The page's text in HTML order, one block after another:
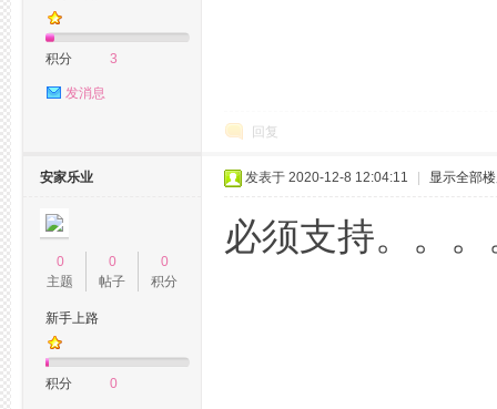
积分 3
发消息
回复
安家乐业
0
主题
0
帖子
0
积分
新手上路
积分 0
发表于 2020-12-8 12:04:11 显示全部
必须支持。。